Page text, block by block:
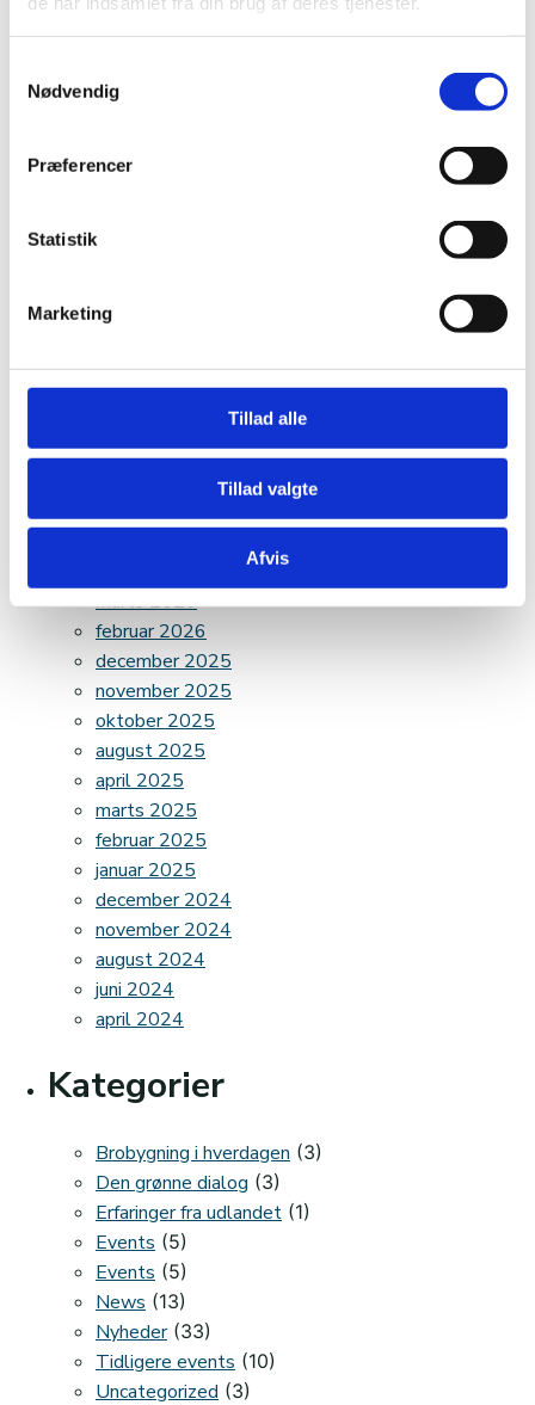
Nødvendig
Præferencer
Statistik
Marketing
Tillad alle
Tillad valgte
Afvis
Kurv
Kasse
My account
Cookiepolitik
Privatlivspolitik & Abonnementsbetingelser
Bliv støttemedlem
Politik for refundering og returnerede varer
Arkiver
juli 2026
marts 2026
februar 2026
december 2025
november 2025
oktober 2025
august 2025
april 2025
marts 2025
februar 2025
januar 2025
december 2024
november 2024
august 2024
juni 2024
april 2024
Kategorier
Brobygning i hverdagen (3)
Den grønne dialog (3)
Erfaringer fra udlandet (1)
Events (5)
Events (5)
News (13)
Nyheder(33)
Tidligere events (10)
Uncategorized (3)